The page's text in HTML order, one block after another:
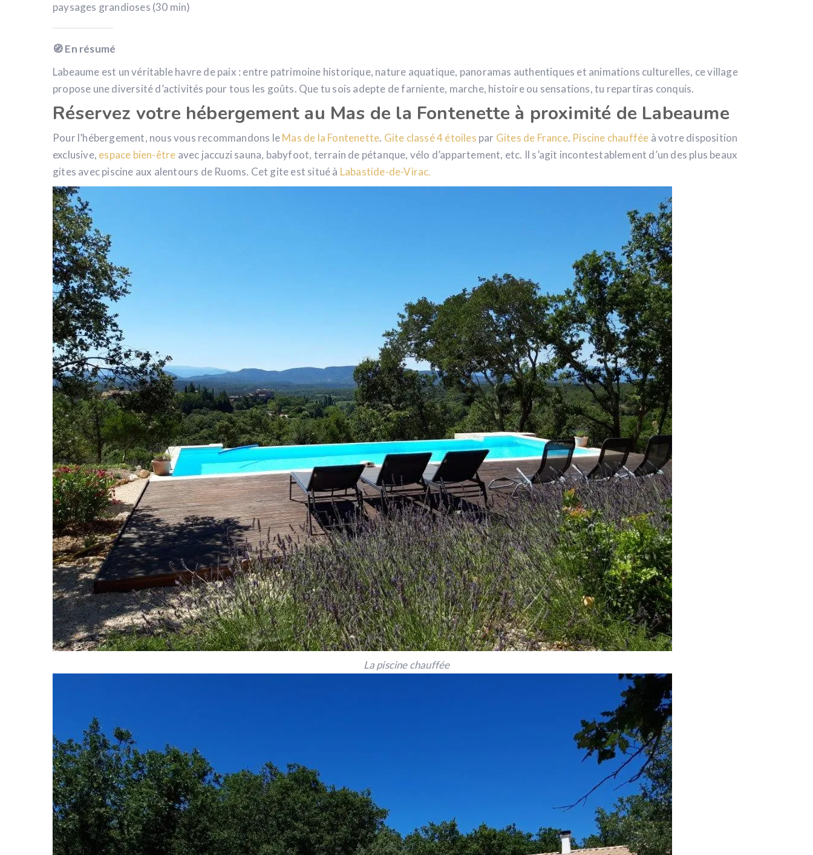
paysages grandioses (30 min)
🧭 En résumé
Labeaume est un véritable havre de paix : entre patrimoine historique, nature aquatique, panoramas authentiques et animations culturelles, ce village
propose une diversité d’activités pour tous les goûts. Que tu sois adepte de farniente, marche, histoire ou sensations, tu repartiras conquis.
Réservez votre hébergement au Mas de la Fontenette à proximité de Labeaume
Pour l’hébergement, nous vous recommandons leMas de la Fontenette. Gite classé 4 étoiles par Gites de France. Piscine chauffée à votre disposition
exclusive, espace bien-être avec jaccuzi sauna, babyfoot, terrain de pétanque, vélo d’appartement, etc. Il s’agit incontestablement d’un des plus beaux
gites avec piscine aux alentours de Ruoms. Cet gite est situé à Labastide-de-Virac.
La piscine chauffée